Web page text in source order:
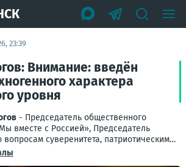
23:39
Внимание: введён
характера
уровня
- Председатель общественного
вместе с Россией», Председатель
вопросам суверенитета, патриотическим
ветеранов Общественной